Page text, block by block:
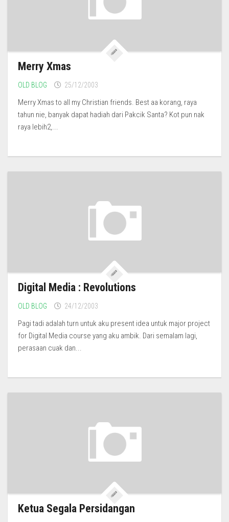
Merry Xmas
OLD BLOG 25/12/2003
Merry Xmas to all my Christian friends. Best aa korang, raya
tahun nie, banyak dapat hadiah dari Pakcik Santa? Kot pun nak
raya lebih2,...
Digital Media : Revolutions
OLD BLOG 24/12/2003
Pagi tadi adalah turn untuk aku present idea untuk major project
for Digital Media course yang aku ambik. Dari semalam lagi,
perasaan cuak dan...
Ketua Segala Persidangan